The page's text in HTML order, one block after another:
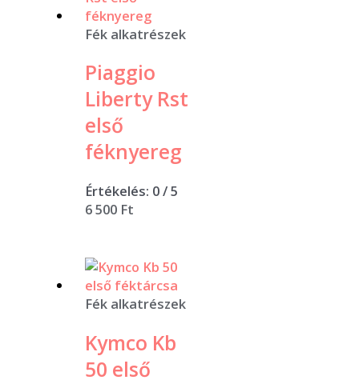
Fék alkatrészek
Piaggio
Liberty Rst
első
féknyereg
Értékelés: 0/ 5
6 500 Ft
Fék alkatrészek
Kymco Kb
50 első